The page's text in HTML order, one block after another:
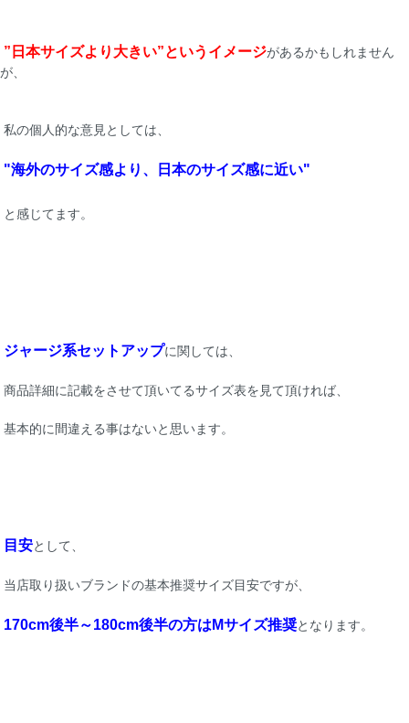
”日本サイズより大きい”というイメージがあるかもしれません
が、
私の個人的な意見としては、
"海外のサイズ感より、日本のサイズ感に近い"
と感じてます。
ジャージ系セットアップに関しては、
商品詳細に記載をさせて頂いてるサイズ表を見て頂ければ、
基本的に間違える事はないと思います。
目安として、
当店取り扱いブランドの基本推奨サイズ目安ですが、
170cm後半～180cm後半の方はMサイズ推奨となります。